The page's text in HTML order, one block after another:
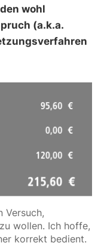
wohl
(a.k.a.
Versuch,
wollen. Ich hoffe,
korrekt bedient.